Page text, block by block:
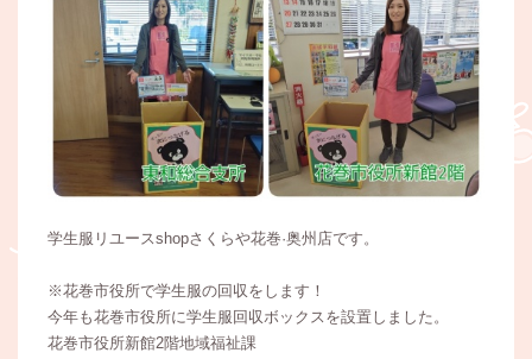
学生服リユースshopさくらや花巻·奥州店です。
※花巻市役所で学生服の回収をします！
今年も花巻市役所に学生服回収ボックスを設置しました。
花巻市役所新館2階地域福祉課